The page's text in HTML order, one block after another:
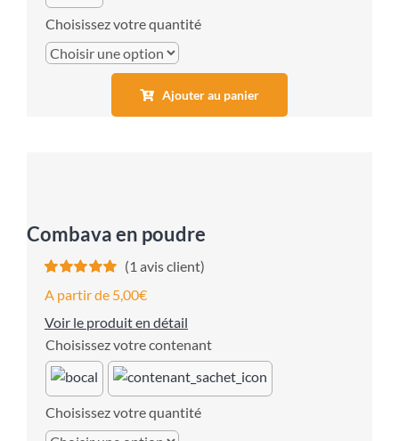
quantité
Ajouter au panier
Combava en poudre
Noté 5.00
sur
5 basé sur
1
notation
client
(1 avis client)
A partir de 5,00€
Voir le produit en détail
contenant
quantité